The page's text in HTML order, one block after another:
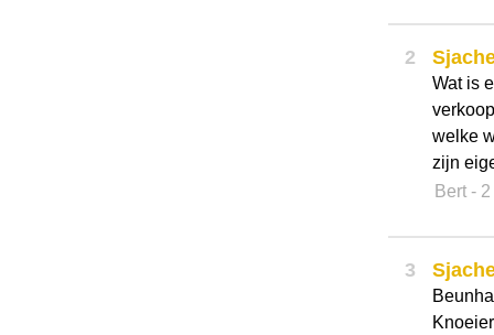
2
Wat is
welke
zijn
Bert -
3